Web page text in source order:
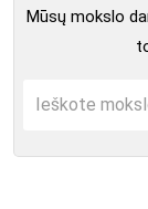
Mūsų mokslo